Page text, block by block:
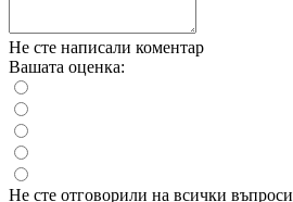
Не сте написали коментар
Вашата оценка:
Не сте отговорили на всички въпроси